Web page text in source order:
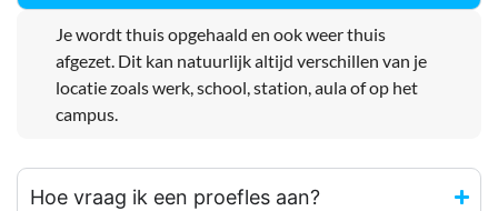
Je wordt thuis opgehaald en ook weer thuis
afgezet. Dit kan natuurlijk altijd verschillen van je
locatie zoals werk, school, station, aula of op het
campus.
Hoe vraag ik een proefles aan?